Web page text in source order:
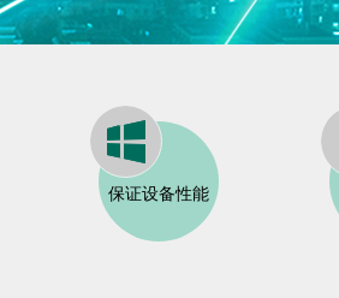
保证设备性能